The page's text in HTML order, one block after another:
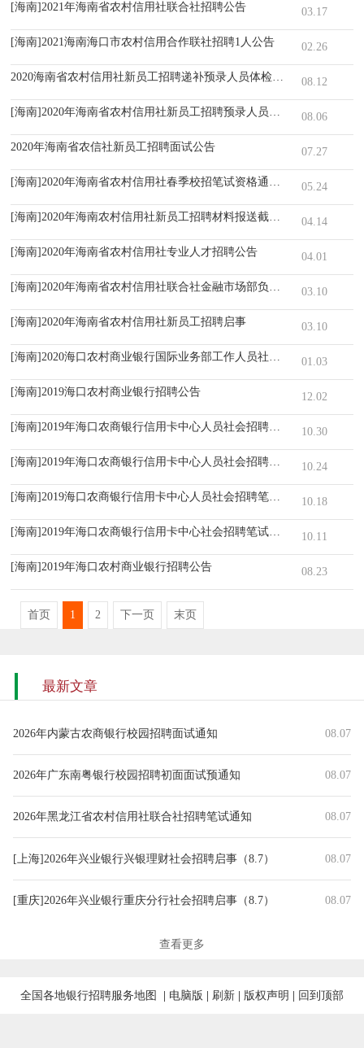
[海南]2021年海南省农村信用社联合社招聘公告 03.17
[海南]2021海南海口市农村信用合作联社招聘1人公告 02.26
2020海南省农村信用社新员工招聘递补预录人员体检通知 08.12
[海南]2020年海南省农村信用社新员工招聘预录人员及体检安排公告
08.06
2020年海南省农信社新员工招聘面试公告 07.27
[海南]2020年海南省农村信用社春季校招笔试资格通知公告05.24
[海南]2020年海南农村信用社新员工招聘材料报送截止时间通知
04.14
[海南]2020年海南省农村信用社专业人才招聘公告 04.01
[海南]2020年海南省农村信用社联合社金融市场部负责人招聘公告
03.10
[海南]2020年海南省农村信用社新员工招聘启事 03.10
[海南]2020海口农村商业银行国际业务部工作人员社会招聘资格审核
01.03
[海南]2019海口农村商业银行招聘公告 12.02
[海南]2019年海口农商银行信用卡中心人员社会招聘预录名单及体检安
10.30
[海南]2019年海口农商银行信用卡中心人员社会招聘面试公告10.24
[海南]2019海口农商银行信用卡中心人员社会招聘笔试考场考号安排公
10.18
[海南]2019年海口农商银行信用卡中心社会招聘笔试公告 10.11
[海南]2019年海口农村商业银行招聘公告 08.23
首页 1 2 下一页 末页
最新文章
2026年内蒙古农商银行校园招聘面试通知 08.07
2026年广东南粤银行校园招聘初面面试预通知 08.07
2026年黑龙江省农村信用社联合社招聘笔试通知 08.07
[上海]2026年兴业银行兴银理财社会招聘启事（8.7） 08.07
[重庆]2026年兴业银行重庆分行社会招聘启事（8.7） 08.07
2026天风证券企业融资业务委员会-业务团队负责人岗社招公告（
查看更多
全国各地银行招聘服务地图 电脑版 刷新 版权声明 回到顶部